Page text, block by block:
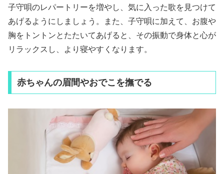
子守唄のレパートリーを増やし、気に入った歌を見つけて
あげるようにしましょう。また、子守唄に加えて、お腹や
胸をトントンとたたいてあげると、その振動で身体と心が
リラックスし、より寝やすくなります。
赤ちゃんの眉間やおでこを撫でる